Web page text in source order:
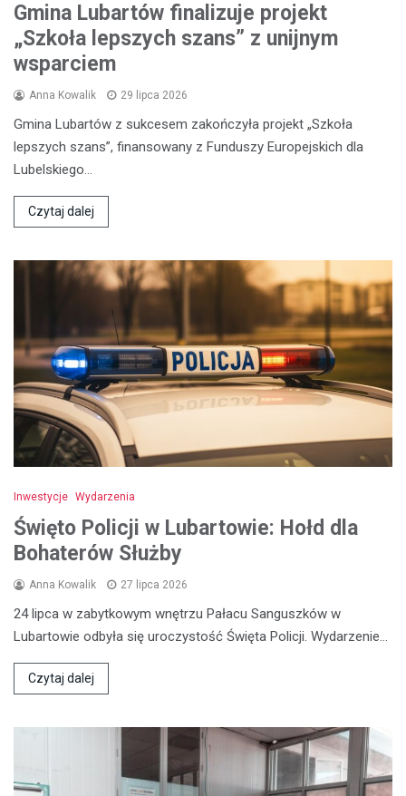
Gmina Lubartów finalizuje projekt
„Szkoła lepszych szans” z unijnym
wsparciem
Anna Kowalik 29 lipca 2026
Gmina Lubartów z sukcesem zakończyła projekt „Szkoła
lepszych szans”, finansowany z Funduszy Europejskich dla
Lubelskiego…
Czytaj dalej
Inwestycje Wydarzenia
Święto Policji w Lubartowie: Hołd dla
Bohaterów Służby
Anna Kowalik 27 lipca 2026
24 lipca w zabytkowym wnętrzu Pałacu Sanguszków w
Lubartowie odbyła się uroczystość Święta Policji. Wydarzenie…
Czytaj dalej